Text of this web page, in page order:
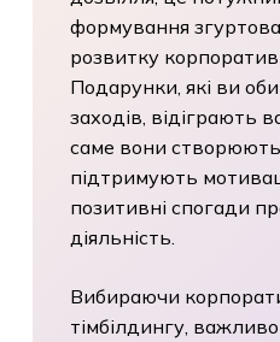
формування
розвитку
Подарунки, які ви
заходів, відіграють
саме вони створюють
підтримують
позитивні спогади
діяльність.
Вибираючи
тімбілдингу,